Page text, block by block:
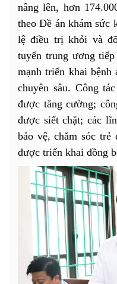
nâng lên, hơn
theo Đề án khám sức
lệ điều trị khỏi và
tuyến trung ương
mạnh triển khai
chuyên sâu. Công
được tăng cường;
được siết chặt; các
bảo vệ, chăm sóc
được triển khai đồng